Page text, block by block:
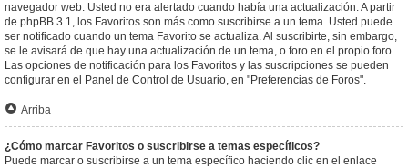
navegador web. Usted no era alertado cuando había una actualización. A partir
de phpBB 3.1, los Favoritos son más como suscribirse a un tema. Usted puede
ser notificado cuando un tema Favorito se actualiza. Al suscribirte, sin embargo,
se le avisará de que hay una actualización de un tema, o foro en el propio foro.
Las opciones de notificación para los Favoritos y las suscripciones se pueden
configurar en el Panel de Control de Usuario, en "Preferencias de Foros".
Arriba
¿Cómo marcar Favoritos o suscribirse a temas específicos?
Puede marcar o suscribirse a un tema específico haciendo clic en el enlace